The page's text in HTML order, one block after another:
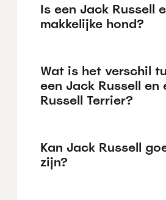
Is een Jack Russell
makkelijke hond?
Wat is het verschil
een Jack Russell en
Russell Terrier?
Kan Jack Russell
zijn?